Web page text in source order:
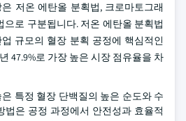
저온 에탄올 분획법, 크로마토그래
으로 구분됩니다. 저온 에탄올 분획법
규모의 혈장 분획 공정에 핵심적인
47.9%로 가장 높은 시장 점유율을 차
특정 혈장 단백질의 높은 순도와 수
법은 공정 과정에서 안전성과 효율적